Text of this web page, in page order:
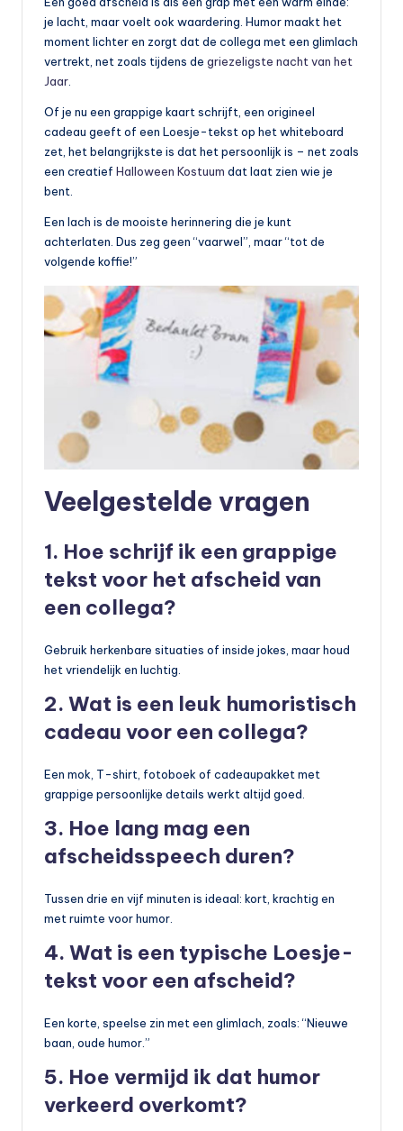
je lacht, maar voelt ook waardering. Humor maakt het
moment lichter en zorgt dat de collega met een glimlach
vertrekt, net zoals tijdens de griezeligste nacht van het
Jaar
Of je nu een grappige kaart schrijft, een origineel
cadeau geeft of een Loesje-tekst op het whiteboard
zet, het belangrijkste is dat het persoonlijk is – net zoals
een creatief Halloween Kostuum dat laat zien wie je
bent.
Een lach is de mooiste herinnering die je kunt
achterlaten. Dus zeg geen “vaarwel”, maar “tot de
volgende koffie!”
Veelgestelde vragen
1. Hoe schrijf ik een grappige
tekst voor het afscheid van
een collega?
Gebruik herkenbare situaties of inside jokes, maar houd
het vriendelijk en luchtig.
2. Wat is een leuk humoristisch
cadeau voor een collega?
Een mok, T-shirt, fotoboek of cadeaupakket met
grappige persoonlijke details werkt altijd goed.
3. Hoe lang mag een
afscheidsspeech duren?
Tussen drie en vijf minuten is ideaal: kort, krachtig en
met ruimte voor humor.
4. Wat is een typische Loesje-
tekst voor een afscheid?
Een korte, speelse zin met een glimlach, zoals: “Nieuwe
baan, oude humor.”
5. Hoe vermijd ik dat humor
verkeerd overkomt?